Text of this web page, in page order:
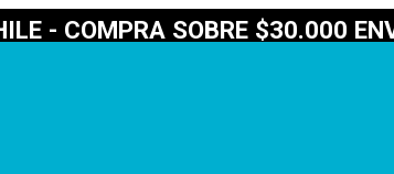
- COMPRA SOBRE $30.000